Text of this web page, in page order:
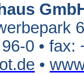
0 • fax:
•